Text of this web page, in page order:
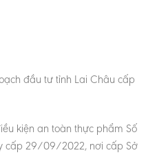
đầu tư tỉnh Lai Châu cấp
kiện an toàn thực phẩm Số
cấp 29/09/2022, nơi cấp Sở